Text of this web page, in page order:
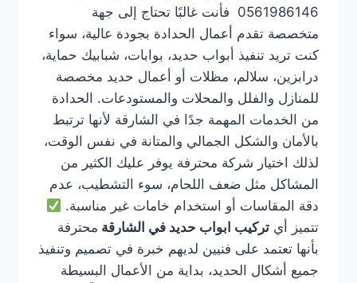
0561986146 فأنت غالبًا تحتاج إلى جهة
متخصصة تقدم أعمال الحدادة بجودة عالية، سواء
كنت تريد تنفيذ أبواب حديد، بوابات، شبابيك حماية،
درابزين، سلالم، مظلات أو أعمال حديد مخصصة
للمنازل والفلل والمحلات والمستودعات. الحدادة
من الخدمات المهمة جدًا في الشارقة لأنها ترتبط
بالأمان والشكل الجمالي والمتانة في نفس الوقت،
لذلك اختيار شركة محترفة يوفر عليك الكثير من
المشاكل مثل ضعف اللحام، سوء التشطيب، عدم
دقة المقاسات أو استخدام خامات غير مناسبة.
تتميز أي تركيب ابواب حديد في الشارقة محترفة
بأنها تعتمد على فنيين لديهم خبرة في تصميم وتنفيذ
جميع أشكال الحديد، بداية من الأعمال البسيطة